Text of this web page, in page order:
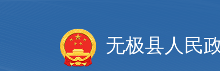
无极县人民